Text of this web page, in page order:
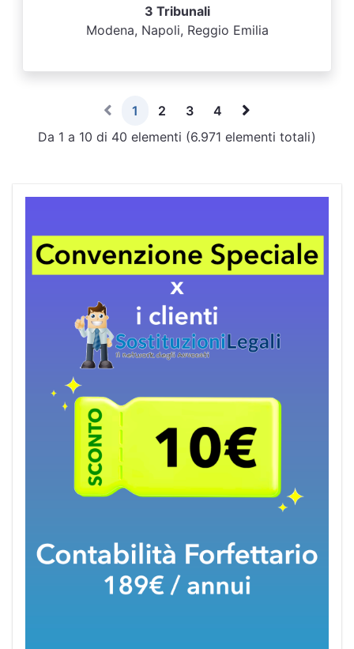
3 Tribunali
Modena, Napoli, Reggio Emilia
1 2 3
4
Da 1 a 10 di 40 elementi (6.971 elementi totali)